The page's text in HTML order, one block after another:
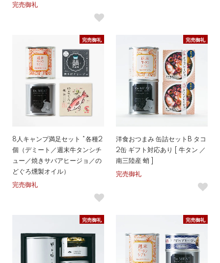
完売御礼
完売御礼
8人キャンプ満足セット *各種2
個（デミート／週末牛タンシチ
ュー／焼きサバアヒージョ／の
どぐろ燻製オイル）
完売御礼
完売御礼
洋食おつまみ 缶詰セットB タコ
2缶 ギフト対応あり [ 牛タン ／
南三陸産 蛸 ]
完売御礼
完売御礼 完売御礼